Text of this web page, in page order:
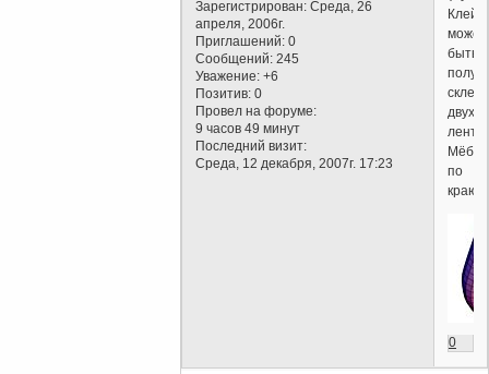
Зарегистрирован: Среда, 26
апреля, 2006г.
Приглашений: 0
Сообщений: 245
Уважение: +6
Позитив: 0
Провел на форуме:
9 часов 49 минут
Последний визит:
Среда, 12 декабря, 2007г. 17:23
может
быть
двух
лент
по
краю.)
0